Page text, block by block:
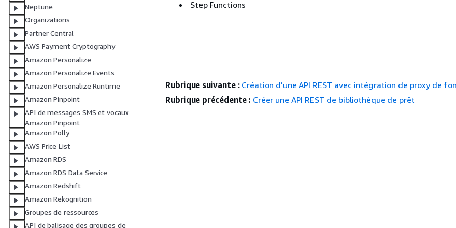
Neptune
Organizations
Partner Central
AWS Payment Cryptography
Amazon Personalize
Amazon Personalize Events
Amazon Personalize Runtime
Amazon Pinpoint
API de messages SMS et vocaux
Amazon Pinpoint
Amazon Polly
AWS Price List
Amazon RDS
Amazon RDS Data Service
Amazon Redshift
Amazon Rekognition
Groupes de ressources
API de balisage des groupes de
Step Functions
Rubrique suivante : Création d'une API REST avec intégration de proxy de
Rubrique précédente : Créer une API REST de bibliothèque de prêt